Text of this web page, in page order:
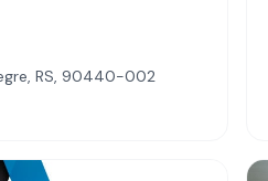
RS, 90440-002